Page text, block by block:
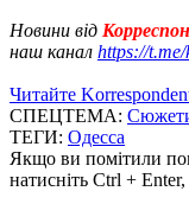
Новини від
наш канал https://
Читайте
СПЕЦТЕМА:
ТЕГИ: Одесса
Якщо ви помітили
натисніть Ctrl +